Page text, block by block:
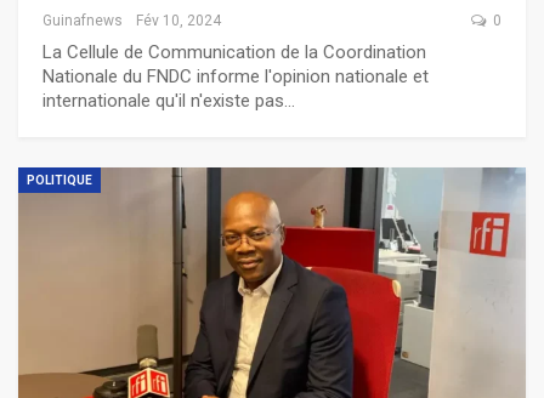
Guinafnews Fév 10, 2024 0
La Cellule de Communication de la Coordination
Nationale du FNDC informe l'opinion nationale et
internationale qu'il n'existe pas…
POLITIQUE